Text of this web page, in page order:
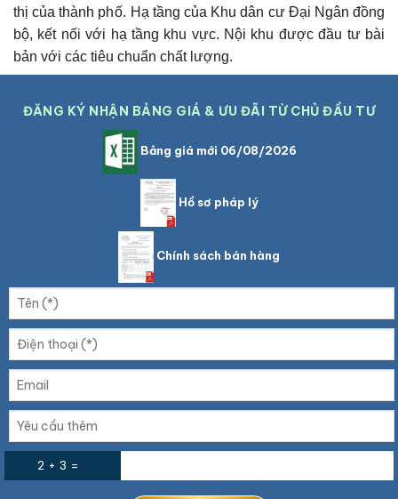
thị của thành phố. Hạ tầng của Khu dân cư Đại Ngân đồng
bộ, kết nối với hạ tầng khu vực. Nội khu được đầu tư bài
bản với các tiêu chuẩn chất lượng.
ĐĂNG KÝ NHẬN BẢNG GIÁ & ƯU ĐÃI TỪ CHỦ ĐẦU TƯ
Bảng giá mới 06/08/2026
Hồ sơ pháp lý
Chính sách bán hàng
2 + 3 =